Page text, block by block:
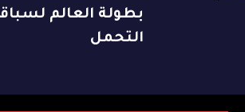
بطولة العالم
التحمل